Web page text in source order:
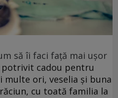
să îi faci față mai ușor
cadou pentru
multe ori, veselia și buna
cu toată familia la